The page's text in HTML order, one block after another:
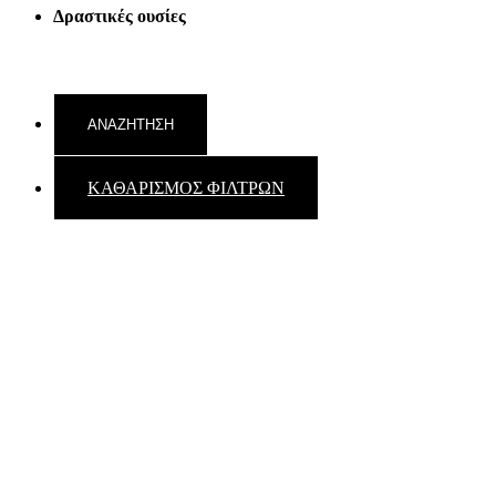
Δραστικές ουσίες
ΚΑΘΑΡΙΣΜΟΣ ΦΙΛΤΡΩΝ